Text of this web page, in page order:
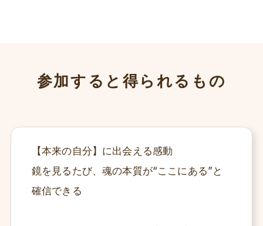
参加すると得られるもの
【本来の自分】に出会える感動
鏡を見るたび、魂の本質が“ここにある”と
確信できる